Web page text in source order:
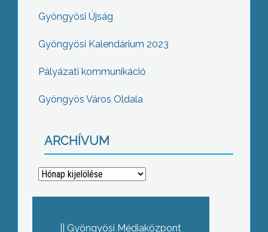
Gyöngyösi Újság
Gyöngyösi Kalendárium 2023
Pályázati kommunikáció
Gyöngyös Város Oldala
ARCHÍVUM
Archívum
Gyöngyösi Médiaközpont